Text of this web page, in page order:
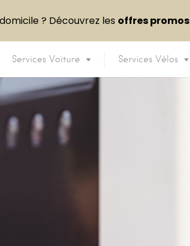
Services Voiture Services Vélos
? Découvrez les offres promos